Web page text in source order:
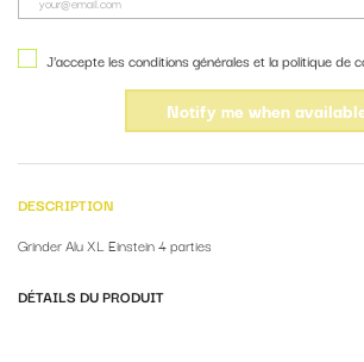
J'accepte les conditions générales et la politique de
Notify me when
DESCRIPTION
Grinder Alu XL Einstein 4 parties
DÉTAILS DU PRODUIT